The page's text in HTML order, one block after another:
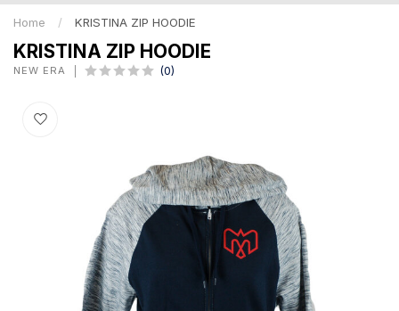
Home / KRISTINA ZIP HOODIE
KRISTINA ZIP HOODIE
NEW ERA (0)